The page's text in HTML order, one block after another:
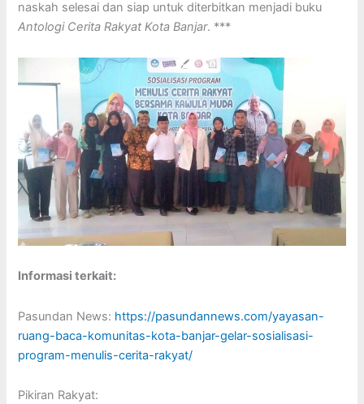
naskah selesai dan siap untuk diterbitkan menjadi buku
Antologi Cerita Rakyat Kota Banjar. ***
Informasi terkait:
Pasundan News: https://pasundannews.com/yayasan-
ruang-baca-komunitas-kota-banjar-gelar-sosialisasi-
program-menulis-cerita-rakyat/
Pikiran Rakyat: